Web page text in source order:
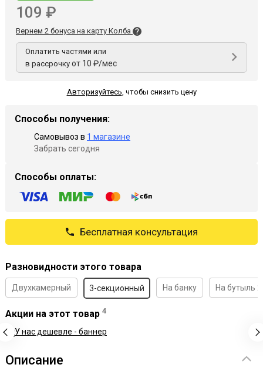
109 ₽
Вернем 2 бонуса на карту Колба
Оплатить частями или
в рассрочку от 10 ₽/мес
Авторизуйтесь, чтобы снизить цену
Способы получения:
Самовывоз в 1 магазине
Забрать сегодня
Способы оплаты:
Бесплатная консультация
Разновидности этого товара
Двухкамерный 3-секционный На банку На бутыль
Акции на этот товар 4
Описание